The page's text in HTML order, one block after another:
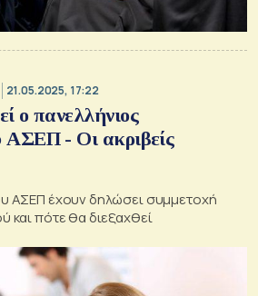
21.05.2025, 17:22
ο πανελλήνιος
ΑΣΕΠ - Οι ακριβείς
ΑΣΕΠ έχουν δηλώσει συμμετοχή
και πότε θα διεξαχθεί